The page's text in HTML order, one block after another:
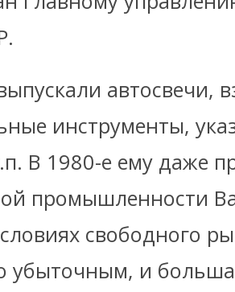
автосвечи,
инструменты,
В 1980-е ему даже
промышленности
свободного
убыточным, и